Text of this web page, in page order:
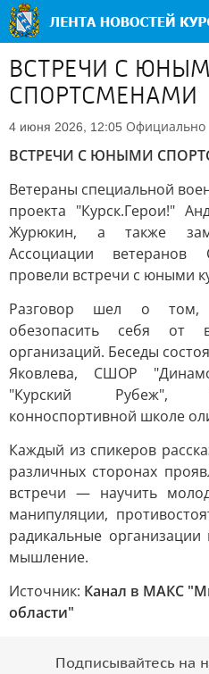
ВСТРЕЧИ С
СПОРТСМЕНАМИ
4 июня 2026, 12:05 Официально
ВСТРЕЧИ С ЮНЫМИ
Ветераны специальной
проекта "Курск.Герои!"
Журюкин, а также
Ассоциации
провели встречи с юными
Разговор шел о
обезопасить себя от
организаций. Беседы
Яковлева, СШОР
"Курский Рубеж",
конноспортивной школе
Каждый из спикеров
различных сторонах
встречи — научить
манипуляции,
радикальные организации
мышление.
Источник: Канал в МАКС
области"
Подписывайтесь на